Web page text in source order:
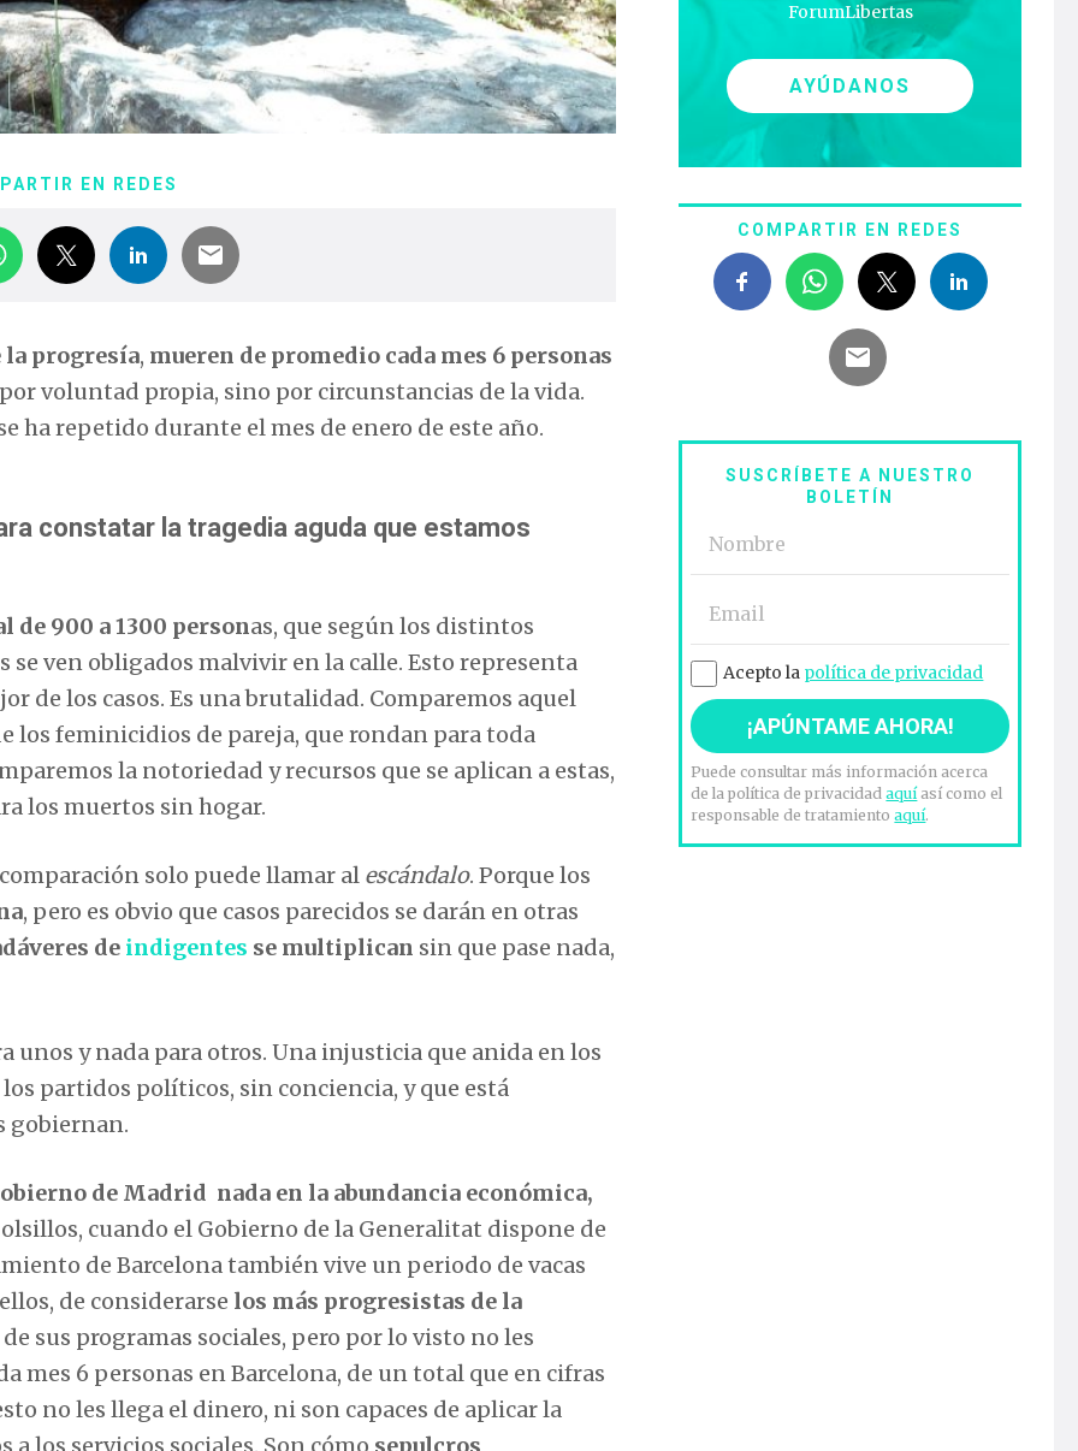
EN REDES
progresía, mueren de promedio cada mes 6 personas
voluntad propia, sino por circunstancias de la vida.
ha repetido durante el mes de enero de este año.
constatar la tragedia aguda que estamos
de 900 a 1300 personas, que según los distintos
ven obligados malvivir en la calle. Esto representa
de los casos. Es una brutalidad. Comparemos aquel
los feminicidios de pareja, que rondan para toda
la notoriedad y recursos que se aplican a estas,
los muertos sin hogar.
solo puede llamar al escándalo. Porque los
, pero es obvio que casos parecidos se darán en otras
de indigentes se multiplican sin que pase nada,
unos y nada para otros. Una injusticia que anida en los
partidos políticos, sin conciencia, y que está
gobiernan.
de Madrid nada en la abundancia económica,
cuando el Gobierno de la Generalitat dispone de
de Barcelona también vive un periodo de vacas
de considerarse los más progresistas de la
sus programas sociales, pero por lo visto no les
mes 6 personas en Barcelona, de un total que en cifras
no les llega el dinero, ni son capaces de aplicar la
ForumLibertas
AYÚDANOS
COMPARTIR EN REDES
SUSCRÍBETE A NUESTRO
BOLETÍN
Acepto la política de privacidad
Puede consultar más información acerca
de la política de privacidadaquíasí como el
responsable de tratamientoaquí.